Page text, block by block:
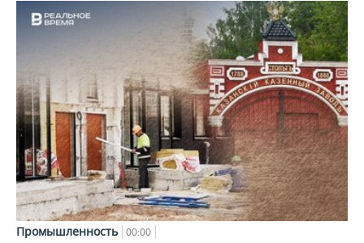
Промышленность 00:00